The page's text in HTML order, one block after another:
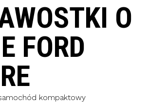
O
FORD
kompaktowy